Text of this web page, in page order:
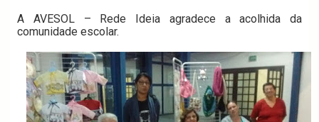
A AVESOL – Rede Ideia agradece a acolhida da
comunidade escolar.